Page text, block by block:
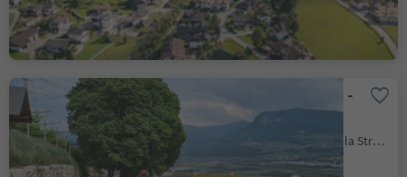
Facile
Difficoltà
30 m
Salita
1h:00 Min
Murundum percorso nr. 4 -
Ronchi
Cortaccia s.S.d.V., Cortaccia sulla Strada del Vino, Strada del Vino